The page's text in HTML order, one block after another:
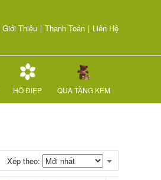
Giới Thiệu | Thanh Toán | Liên Hệ
HỒ ĐIỆP QUÀ TẶNG KÈM
Xếp theo: